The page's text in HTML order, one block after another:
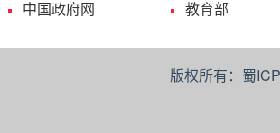
中国政府网 教育部
版权所有：蜀